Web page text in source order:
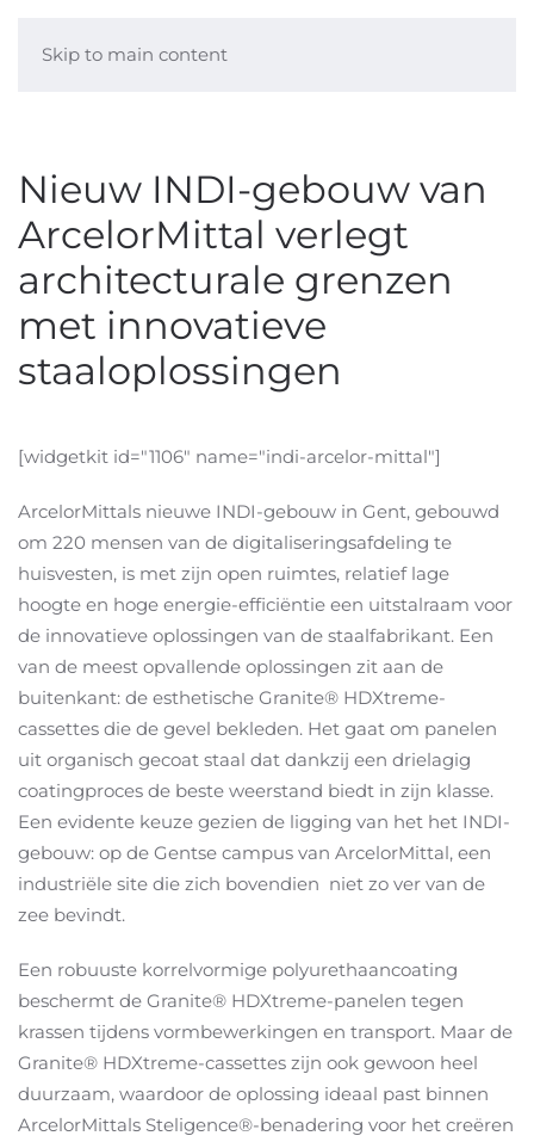
Skip to main content
Nieuw INDI-gebouw van
ArcelorMittal verlegt
architecturale grenzen
met innovatieve
staaloplossingen
[widgetkit id="1106" name="indi-arcelor-mittal"]
ArcelorMittals nieuwe INDI-gebouw in Gent, gebouwd
om 220 mensen van de digitaliseringsafdeling te
huisvesten, is met zijn open ruimtes, relatief lage
hoogte en hoge energie-efficiëntie een uitstalraam voor
de innovatieve oplossingen van de staalfabrikant. Een
van de meest opvallende oplossingen zit aan de
buitenkant: de esthetische Granite® HDXtreme-
cassettes die de gevel bekleden. Het gaat om panelen
uit organisch gecoat staal dat dankzij een drielagig
coatingproces de beste weerstand biedt in zijn klasse.
Een evidente keuze gezien de ligging van het het INDI-
gebouw: op de Gentse campus van ArcelorMittal, een
industriële site die zich bovendien niet zo ver van de
zee bevindt.
Een robuuste korrelvormige polyurethaancoating
beschermt de Granite® HDXtreme-panelen tegen
krassen tijdens vormbewerkingen en transport. Maar de
Granite® HDXtreme-cassettes zijn ook gewoon heel
duurzaam, waardoor de oplossing ideaal past binnen
ArcelorMittals Steligence®-benadering voor het creëren